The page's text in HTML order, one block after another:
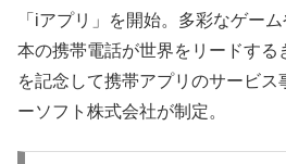
「iアプリ」を開始。多彩なゲー
本の携帯電話が世界をリードする
を記念して携帯アプリのサービ
ーソフト株式会社が制定。